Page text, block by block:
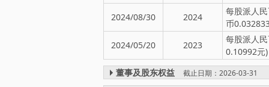
2024/08/30
2024
每股派人
币
2024/05/20
2023
每股派人
0.10992元)
董事及股东权益
截止日期：2026-03-31